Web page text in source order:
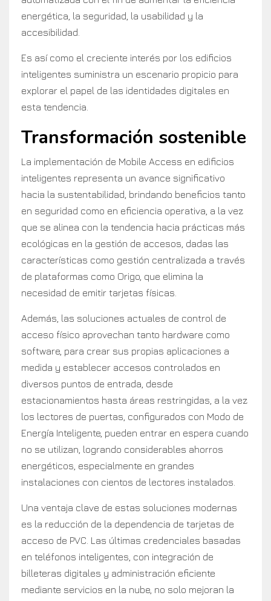
energética, la seguridad, la usabilidad y la
accesibilidad.
Es así como el creciente interés por los edificios
inteligentes suministra un escenario propicio para
explorar el papel de las identidades digitales en
esta tendencia.
Transformación sostenible
La implementación de Mobile Access en edificios
inteligentes representa un avance significativo
hacia la sustentabilidad, brindando beneficios tanto
en seguridad como en eficiencia operativa, a la vez
que se alinea con la tendencia hacia prácticas más
ecológicas en la gestión de accesos, dadas las
características como gestión centralizada a través
de plataformas como Origo, que elimina la
necesidad de emitir tarjetas físicas.
Además, las soluciones actuales de control de
acceso físico aprovechan tanto hardware como
software, para crear sus propias aplicaciones a
medida y establecer accesos controlados en
diversos puntos de entrada, desde
estacionamientos hasta áreas restringidas, a la vez
los lectores de puertas, configurados con Modo de
Energía Inteligente, pueden entrar en espera cuando
no se utilizan, logrando considerables ahorros
energéticos, especialmente en grandes
instalaciones con cientos de lectores instalados.
Una ventaja clave de estas soluciones modernas
es la reducción de la dependencia de tarjetas de
acceso de PVC. Las últimas credenciales basadas
en teléfonos inteligentes, con integración de
billeteras digitales y administración eficiente
mediante servicios en la nube, no solo mejoran la